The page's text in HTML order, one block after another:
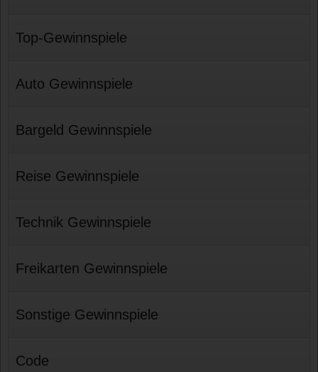
Top-Gewinnspiele
Auto Gewinnspiele
Bargeld Gewinnspiele
Reise Gewinnspiele
Technik Gewinnspiele
Freikarten Gewinnspiele
Sonstige Gewinnspiele
Code